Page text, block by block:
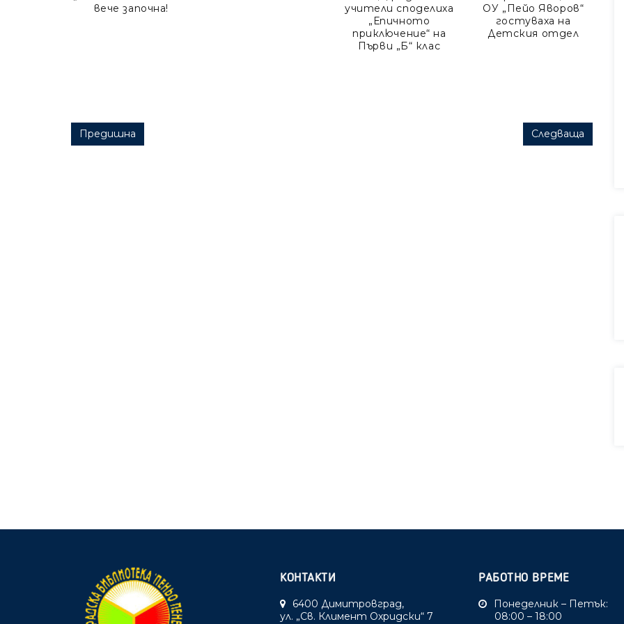
вече започна!
учители споделиха
„Епичното
приключение“ на
Първи „Б“ клас
ОУ „Пейо Яворов“
гостуваха на
Детския отдел
Post navigation
Предишна Следваща
КОНТАКТИ
6400 Димитровград,
ул. „Св. Климент Охридски“ 7
РАБОТНО ВРЕМЕ
Понеделник – Петък:
08:00 – 18:00